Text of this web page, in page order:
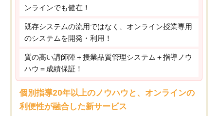
ンラインでも健在！
既存システムの流用ではなく、オンライン授業専用
のシステムを開発・利用！
質の高い講師陣＋授業品質管理システム＋指導ノウ
ハウ＝成績保証！
個別指導20年以上のノウハウと、オンラインの
利便性が融合した新サービス